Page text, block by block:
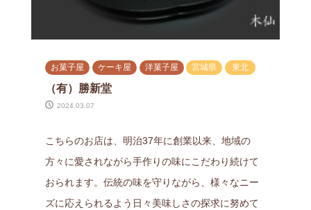
お菓子屋 ケーキ屋 洋菓子屋 宮城県 東北
（有）勝新堂
2024.03.07
こちらのお店は、明治37年に創業以来、地域の
方々に愛されながら手作りの味にこだわり続けて
おられます。伝統の味を守りながら、様々なニー
ズに応えられるよう日々美味しさの探求に努めて